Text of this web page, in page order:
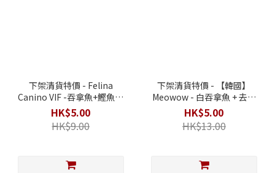
下架清貨特價 - Felina
Canino VIF -吞拿魚+鰹魚濃
湯 貓罐頭 75g (BBD：2027-
07-18)
HK$5.00
HK$9.00
下架清貨特價 - 【韓國】
Meowow - 白吞拿魚 + 去毛
球 貓湯罐 80g (綠) (BBD：
2026-08-10)
HK$5.00
HK$13.00